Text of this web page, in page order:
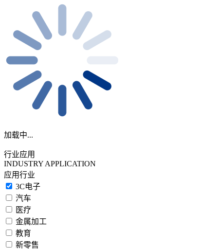
加载中...
行业应用
INDUSTRY APPLICATION
应用行业
3C电子
汽车
医疗
金属加工
教育
新零售